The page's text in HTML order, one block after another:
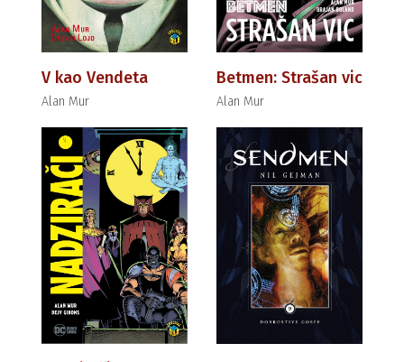
V kao Vendeta
Alan Mur
Betmen: Strašan vic
Alan Mur